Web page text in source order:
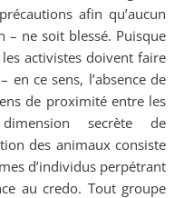
afin qu’aucun
ne soit blessé. Puisque
activistes doivent faire
en ce sens, l’absence de
de proximité entre les
secrète de
des animaux consiste
d’individus perpétrant
au credo. Tout groupe